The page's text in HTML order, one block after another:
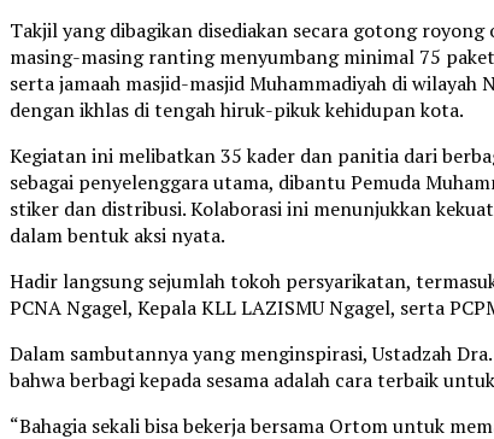
Takjil yang dibagikan disediakan secara gotong
masing-masing ranting menyumbang minimal 75
serta jamaah masjid-masjid Muhammadiyah di wilayah
dengan ikhlas di tengah hiruk-pikuk kehidupan kota.
Kegiatan ini melibatkan 35 kader dan panitia dari
sebagai penyelenggara utama, dibantu Pemuda
stiker dan distribusi. Kolaborasi ini menunjukkan
dalam bentuk aksi nyata.
Hadir langsung sejumlah tokoh persyarikatan,
PCNA Ngagel, Kepala KLL LAZISMU Ngagel, serta
Dalam sambutannya yang menginspirasi, Ustadzah
bahwa berbagi kepada sesama adalah cara terbaik
“Bahagia sekali bisa bekerja bersama Ortom untuk